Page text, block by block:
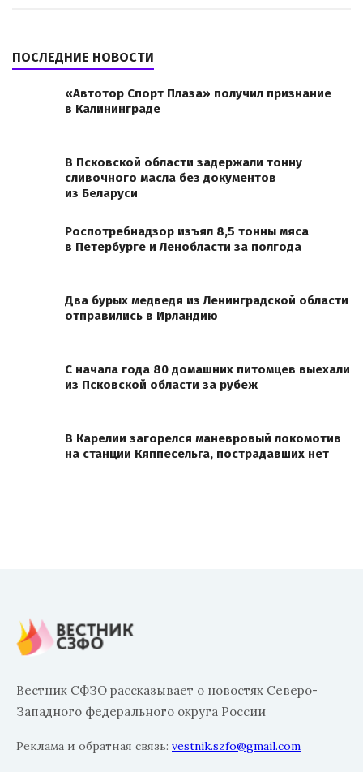
ПОСЛЕДНИЕ НОВОСТИ
«Автотор Спорт Плаза» получил признание
в Калининграде
В Псковской области задержали тонну
сливочного масла без документов
из Беларуси
Роспотребнадзор изъял 8,5 тонны мяса
в Петербурге и Ленобласти за полгода
Два бурых медведя из Ленинградской области
отправились в Ирландию
С начала года 80 домашних питомцев выехали
из Псковской области за рубеж
В Карелии загорелся маневровый локомотив
на станции Кяппесельга, пострадавших нет
Вестник СФЗО рассказывает о новостях Северо-
Западного федерального округа России
Реклама и обратная связь: vestnik.szfo@gmail.com